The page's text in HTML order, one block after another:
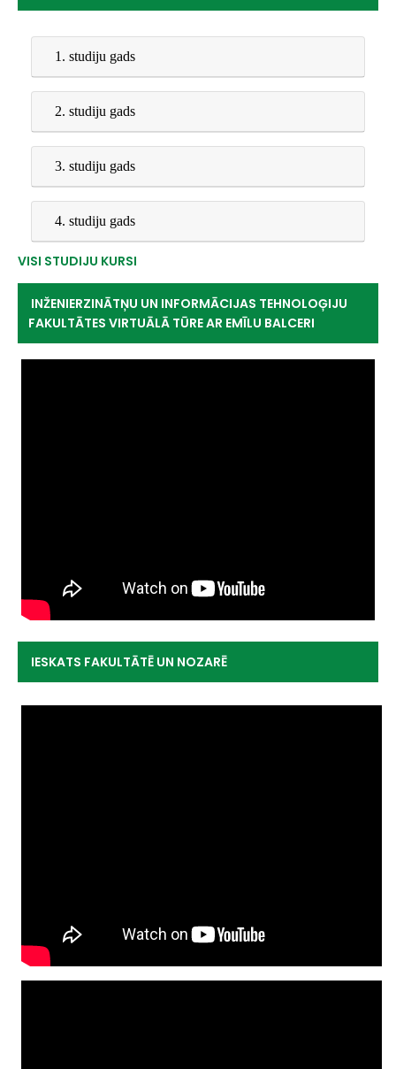
1. studiju gads
2. studiju gads
3. studiju gads
4. studiju gads
VISI STUDIJU KURSI
INŽENIERZINĀTŅU UN INFORMĀCIJAS TEHNOLOĢIJU
FAKULTĀTES VIRTUĀLĀ TŪRE AR EMĪLU BALCERI
IESKATS FAKULTĀTĒ UN NOZARĒ